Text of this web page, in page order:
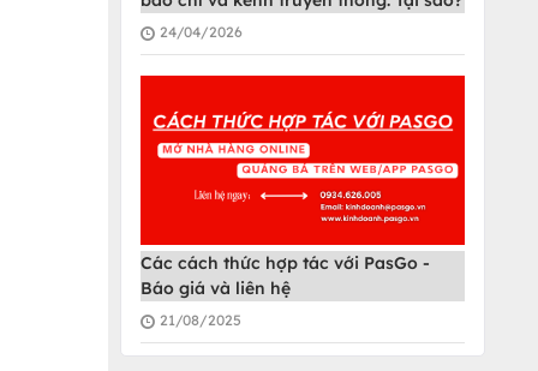
24/04/2026
Các cách thức hợp tác với PasGo -
Báo giá và liên hệ
21/08/2025